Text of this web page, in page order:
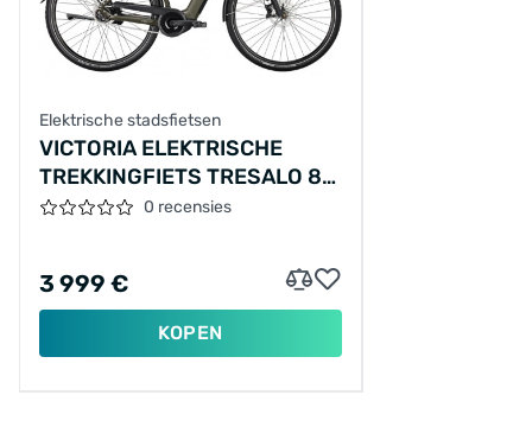
Elektrische stadsfietsen
VICTORIA ELEKTRISCHE
TREKKINGFIETS TRESALO 8
№1 28"/50CM-
0 recensies
3 999 €
KOPEN